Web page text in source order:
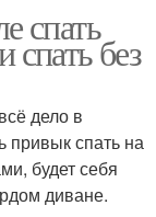
спать
без
дело в
привык спать на
будет себя
диване.